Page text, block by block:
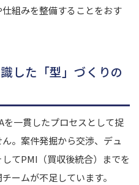
組みを整備することをおす
した「型」づくりの
一貫したプロセスとして捉
。 案件発掘から交渉、デュ
てPMI（買収後統合）までを
ームが不足しています。